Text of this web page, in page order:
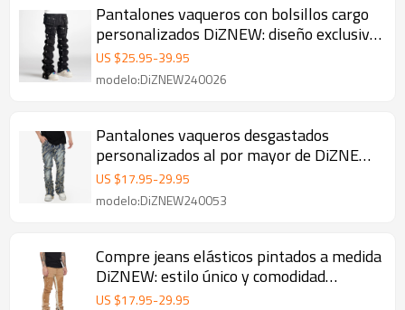
Pantalones vaqueros con bolsillos cargo
personalizados DiZNEW: diseño exclusivo
y calidad superior
US $25.95-39.95
modelo:DiZNEW240026
Pantalones vaqueros desgastados
personalizados al por mayor de DiZNEW |
Diseños únicos para ropa de calle
US $17.95-29.95
modelo:DiZNEW240053
Compre jeans elásticos pintados a medida
DiZNEW: estilo único y comodidad
superior
US $17.95-29.95